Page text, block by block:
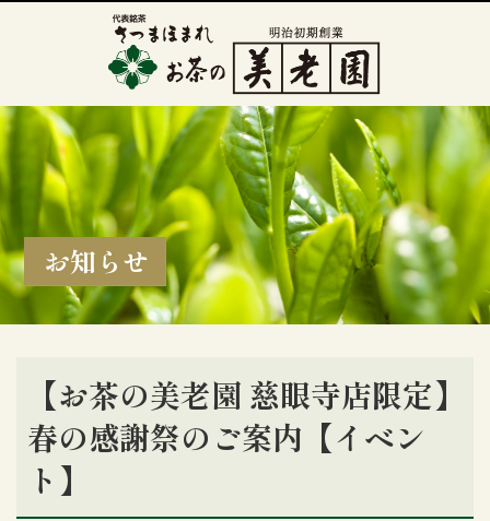
お知らせ
【お茶の美老園 慈眼寺店限定】
春の感謝祭のご案内【イベン
ト】